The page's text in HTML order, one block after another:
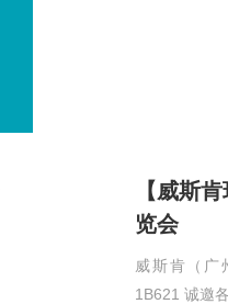
【威斯
览会
威斯肯（广
1B621 诚邀